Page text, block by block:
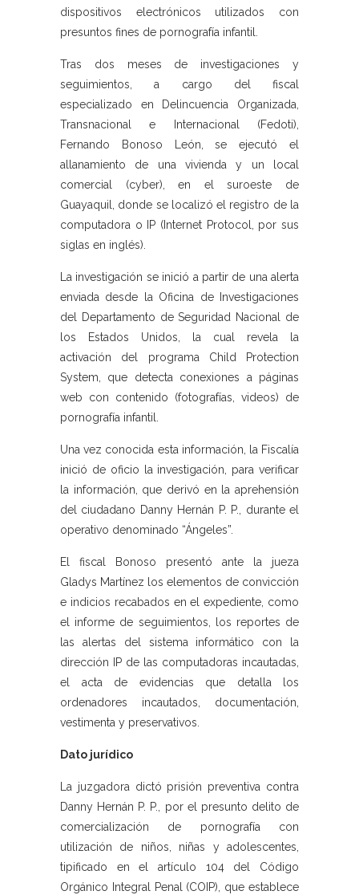
dispositivos electrónicos utilizados con
presuntos fines de pornografía infantil.
Tras dos meses de investigaciones y
seguimientos, a cargo del fiscal
especializado en Delincuencia Organizada,
Transnacional e Internacional (Fedoti),
Fernando Bonoso León, se ejecutó el
allanamiento de una vivienda y un local
comercial (cyber), en el suroeste de
Guayaquil, donde se localizó el registro de la
computadora o IP (Internet Protocol, por sus
siglas en inglés).
La investigación se inició a partir de una alerta
enviada desde la Oficina de Investigaciones
del Departamento de Seguridad Nacional de
los Estados Unidos, la cual revela la
activación del programa Child Protection
System, que detecta conexiones a páginas
web con contenido (fotografías, videos) de
pornografía infantil.
Una vez conocida esta información, la Fiscalía
inició de oficio la investigación, para verificar
la información, que derivó en la aprehensión
del ciudadano Danny Hernán P. P., durante el
operativo denominado “Ángeles”.
El fiscal Bonoso presentó ante la jueza
Gladys Martínez los elementos de convicción
e indicios recabados en el expediente, como
el informe de seguimientos, los reportes de
las alertas del sistema informático con la
dirección IP de las computadoras incautadas,
el acta de evidencias que detalla los
ordenadores incautados, documentación,
vestimenta y preservativos.
Dato jurídico
La juzgadora dictó prisión preventiva contra
Danny Hernán P. P., por el presunto delito de
comercialización de pornografía con
utilización de niños, niñas y adolescentes,
tipificado en el artículo 104 del Código
Orgánico Integral Penal (COIP), que establece